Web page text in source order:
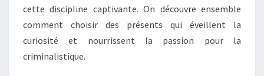
E
A
U
cette discipline captivante. On découvre ensemble
comment choisir des présents qui éveillent la
curiosité et nourrissent la passion pour la
criminalistique.